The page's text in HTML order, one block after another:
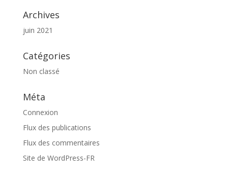
Archives
juin 2021
Catégories
Non classé
Méta
Connexion
Flux des publications
Flux des commentaires
Site de WordPress-FR